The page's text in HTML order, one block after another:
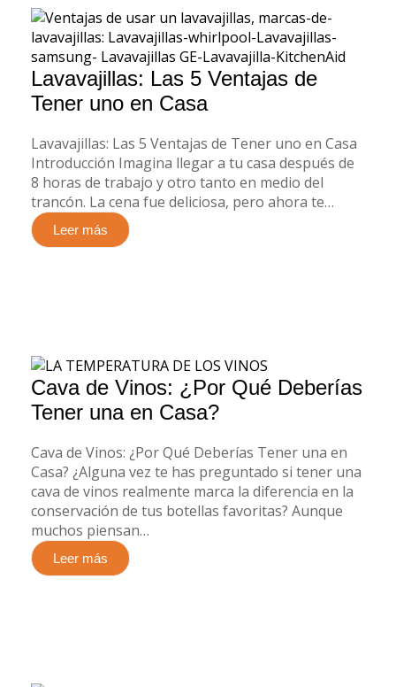
Lavavajillas: Las 5 Ventajas de
Tener uno en Casa
Lavavajillas: Las 5 Ventajas de Tener uno en Casa
Introducción Imagina llegar a tu casa después de
8 horas de trabajo y otro tanto en medio del
trancón. La cena fue deliciosa, pero ahora te…
Leer más
Cava de Vinos: ¿Por Qué Deberías
Tener una en Casa?
Cava de Vinos: ¿Por Qué Deberías Tener una en
Casa? ¿Alguna vez te has preguntado si tener una
cava de vinos realmente marca la diferencia en la
conservación de tus botellas favoritas? Aunque
muchos piensan…
Leer más